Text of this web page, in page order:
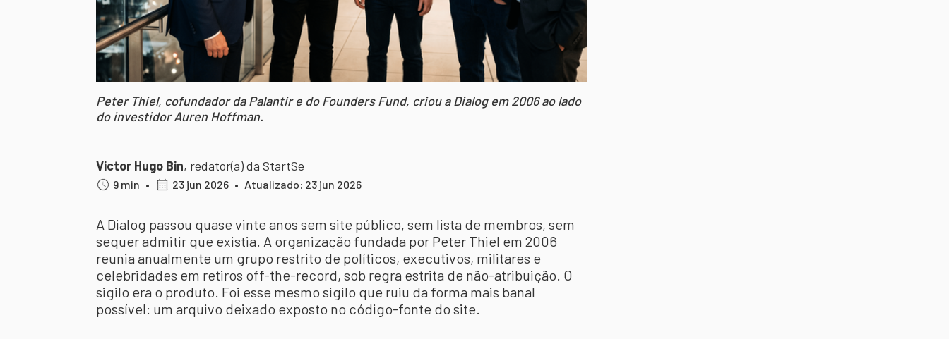
Peter Thiel, cofundador da Palantir e do Founders Fund, criou a Dialog em 2006 ao lado
do investidor Auren Hoffman.
Victor Hugo Bin, redator(a) da StartSe
9 min • 23 jun 2026 • Atualizado: 23 jun 2026
A Dialog passou quase vinte anos sem site público, sem lista de membros, sem
sequer admitir que existia. A organização fundada por Peter Thiel em 2006
reunia anualmente um grupo restrito de políticos, executivos, militares e
celebridades em retiros off-the-record, sob regra estrita de não-atribuição. O
sigilo era o produto. Foi esse mesmo sigilo que ruiu da forma mais banal
possível: um arquivo deixado exposto no código-fonte do site.